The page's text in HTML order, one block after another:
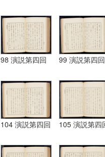
98 演説第四回 99 演説第四回
104 演説第四回 105 演説第四